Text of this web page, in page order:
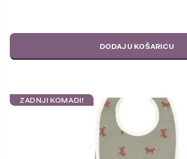
DODAJ U KOŠARICU
ZADNJI KOMADI!